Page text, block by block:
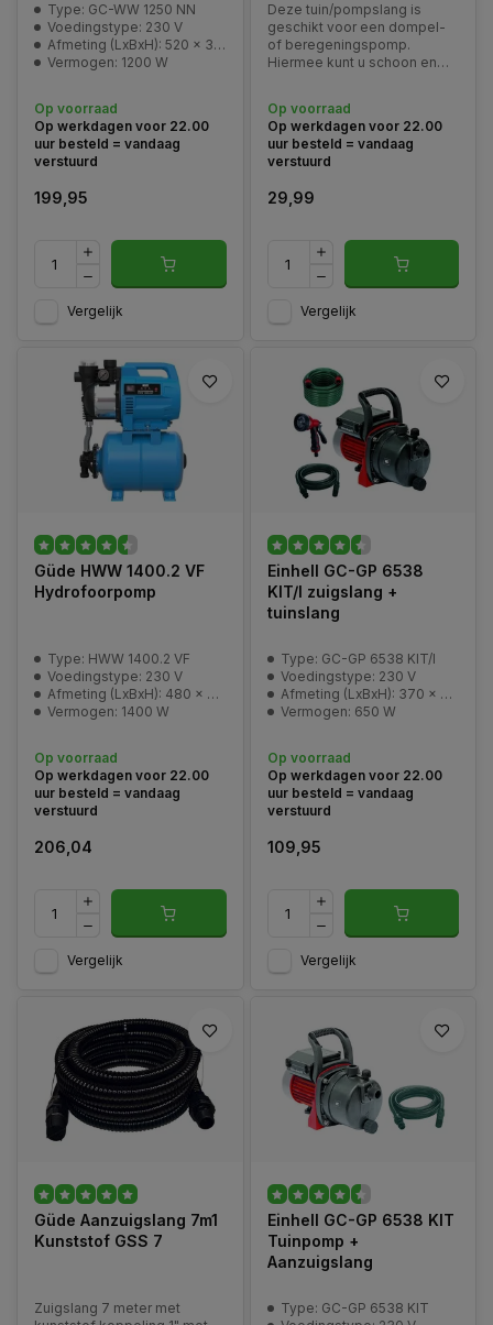
Type: GC-WW 1250 NN
Voedingstype: 230 V
Afmeting (LxBxH): 520 x 300 x 570 mm
Vermogen: 1200 W
Op voorraad
Op werkdagen voor 22.00
uur besteld = vandaag
verstuurd
199,95
Vergelijk
Deze tuin/pompslang is
geschikt voor een dompel-
of beregeningspomp.
Hiermee kunt u schoon en
diameter 25mm
Op voorraad
Op werkdagen voor 22.00
uur besteld = vandaag
verstuurd
29,99
Vergelijk
Güde HWW 1400.2 VF
Hydrofoorpomp
Type: HWW 1400.2 VF
Voedingstype: 230 V
Afmeting (LxBxH): 480 x 270 x 600 mm
Vermogen: 1400 W
Op voorraad
Op werkdagen voor 22.00
uur besteld = vandaag
verstuurd
206,04
Vergelijk
Einhell GC-GP 6538
KIT/I zuigslang +
tuinslang
Type: GC-GP 6538 KIT/I
Voedingstype: 230 V
Afmeting (LxBxH): 370 x 285 x 165 mm
Vermogen: 650 W
Op voorraad
Op werkdagen voor 22.00
uur besteld = vandaag
verstuurd
109,95
Vergelijk
Güde Aanzuigslang 7m1
Kunststof GSS 7
Zuigslang 7 meter met
Einhell GC-GP 6538 KIT
Tuinpomp +
Aanzuigslang
Type: GC-GP 6538 KIT